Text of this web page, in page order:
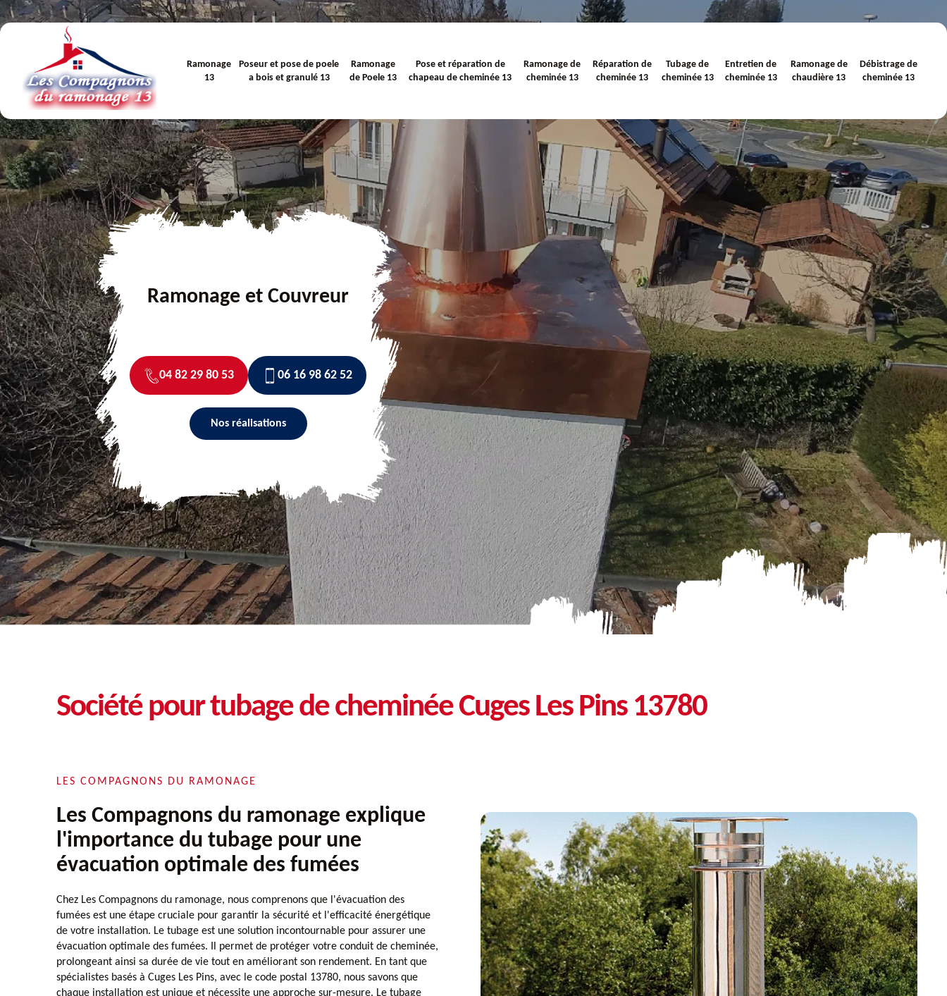
Ramonage
13
Poseur et pose de poele
a bois et granulé 13
Ramonage
de Poele 13
Pose et réparation de
chapeau de cheminée 13
Ramonage de
cheminée 13
Réparation de
cheminée 13
Tubage de
cheminée 13
Entretien de
cheminée 13
Ramonage de
chaudière 13
Débistrage de
cheminée 13
Ramonage et Couvreur
04 82 29 80 53 06 16 98 62 52
Nos réalisations
Société pour tubage de cheminée Cuges Les Pins 13780
LES COMPAGNONS DU RAMONAGE
Les Compagnons du ramonage explique
l'importance du tubage pour une
évacuation optimale des fumées
Chez Les Compagnons du ramonage, nous comprenons que l'évacuation des
fumées est une étape cruciale pour garantir la sécurité et l'efficacité énergétique
de votre installation. Le tubage est une solution incontournable pour assurer une
évacuation optimale des fumées. Il permet de protéger votre conduit de cheminée,
prolongeant ainsi sa durée de vie tout en améliorant son rendement. En tant que
spécialistes basés à Cuges Les Pins, avec le code postal 13780, nous savons que
chaque installation est unique et nécessite une approche sur-mesure. Le tubage